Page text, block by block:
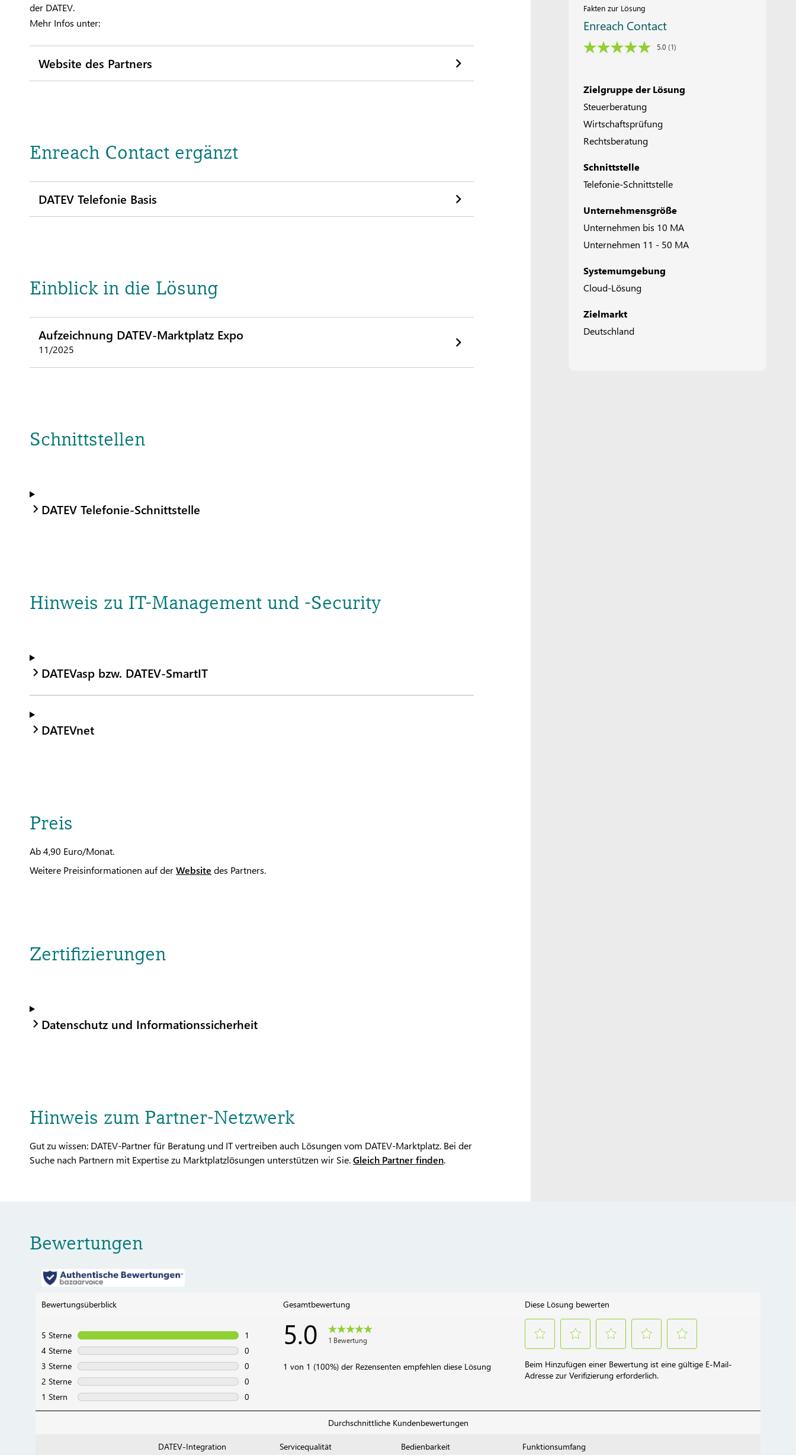
der DATEV.
Mehr Infos unter:
Website des Partners
Enreach Contact ergänzt
DATEV Telefonie Basis
Einblick in die Lösung
Aufzeichnung DATEV-Marktplatz Expo
11/2025
Schnittstellen
DATEV Telefonie-Schnittstelle
Hinweis zu IT-Management und -Security
DATEVasp bzw. DATEV-SmartIT
DATEVnet
Preis
Ab 4,90 Euro/Monat.
Weitere Preisinformationen auf derWebsite des Partners.
Zertifizierungen
Datenschutz und Informationssicherheit
Hinweis zum Partner-Netzwerk
Gut zu wissen: DATEV-Partner für Beratung und IT vertreiben auch Lösungen vom DATEV-Marktplatz. Bei der
Suche nach Partnern mit Expertise zu Marktplatzlösungen unterstützen wir Sie.Gleich Partner finden.
Fakten zur Lösung
Enreach Contact
5.0 (1)
Zielgruppe der Lösung
Steuerberatung
Wirtschaftsprüfung
Rechtsberatung
Schnittstelle
Telefonie-Schnittstelle
Unternehmensgröße
Unternehmen bis 10 MA
Unternehmen 11 - 50 MA
Systemumgebung
Cloud-Lösung
Zielmarkt
Deutschland
Bewertungen